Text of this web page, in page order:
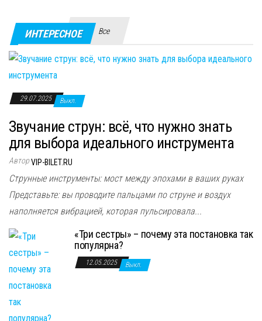
ИНТЕРЕСНОЕ Все
29.07.2025 Выкл.
Звучание струн: всё, что нужно знать
для выбора идеального инструмента
АвторVIP-BILET.RU
Струнные инструменты: мост между эпохами в ваших руках
Представьте: вы проводите пальцами по струне и воздух
наполняется вибрацией, которая пульсировала...
«Три сестры» – почему эта постановка так
популярна?
12.05.2025 Выкл.